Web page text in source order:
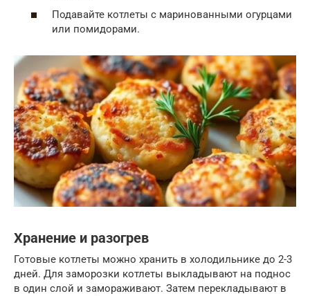
Подавайте котлеты с маринованными огурцами
или помидорами.
Хранение и разогрев
Готовые котлеты можно хранить в холодильнике до 2-3
дней. Для заморозки котлеты выкладывают на поднос
в один слой и замораживают. Затем перекладывают в